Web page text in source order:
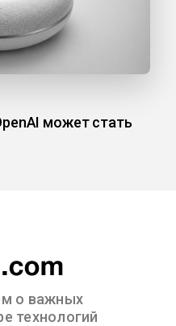
может стать
о важных
технологий